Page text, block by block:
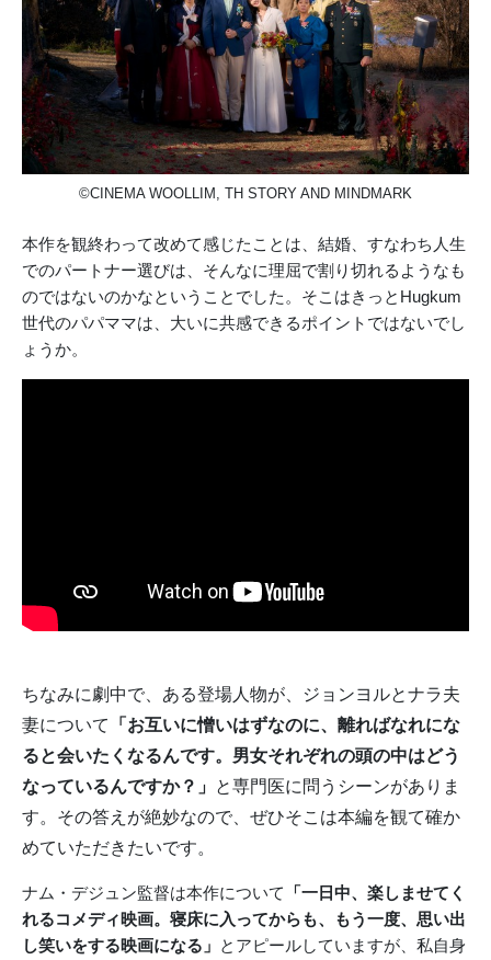
©CINEMA WOOLLIM, TH STORY AND MINDMARK
本作を観終わって改めて感じたことは、結婚、すなわち人生
でのパートナー選びは、そんなに理屈で割り切れるようなも
のではないのかなということでした。そこはきっとHugkum
世代のパパママは、大いに共感できるポイントではないでし
ょうか。
ちなみに劇中で、ある登場人物が、ジョンヨルとナラ夫
妻について
「お互いに憎いはずなのに、離ればなれにな
ると会いたくなるんです。男女それぞれの頭の中はどう
なっているんですか？」 と専門医に問うシーンがありま
す。その答えが絶妙なので、ぜひそこは本編を観て確か
めていただきたいです。
ナム・デジュン監督は本作について
「一日中、楽しませてく
れるコメディ映画。寝床に入ってからも、もう一度、思い出
し笑いをする映画になる」 とアピールしていますが、私自身